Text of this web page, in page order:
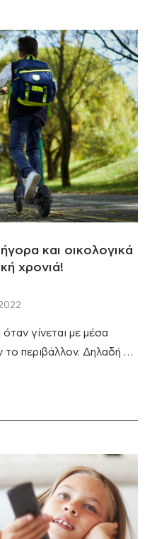
και οικολογικά
χρονιά!
όταν γίνεται με μέσα
το περιβάλλον. Δηλαδή …